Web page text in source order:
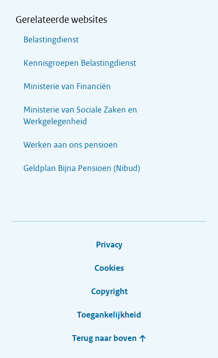
Gerelateerde websites
Belastingdienst
Kennisgroepen Belastingdienst
Ministerie van Financiën
Ministerie van Sociale Zaken en
Werkgelegenheid
Werken aan ons pensioen
Geldplan Bijna Pensioen (Nibud)
Privacy
Cookies
Copyright
Toegankelijkheid
Terug naar boven